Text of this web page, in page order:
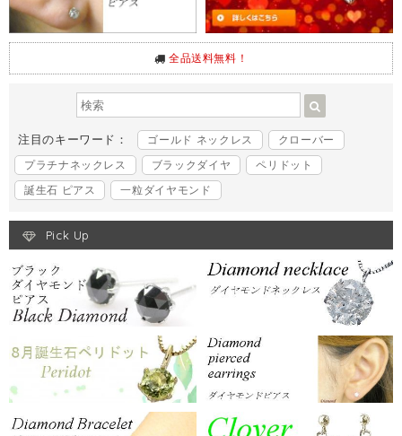
全品送料無料！
注目のキーワード： ゴールド ネックレス
クローバー
プラチナネックレス
ブラックダイヤ
ペリドット
誕生石 ピアス
一粒ダイヤモンド
Pick Up